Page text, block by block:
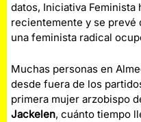
datos, Iniciativa Feminista
recientemente y se prevé
una feminista radical
Muchas personas en
desde fuera de los
primera mujer arzobispo
Jackelen, cuánto tiempo